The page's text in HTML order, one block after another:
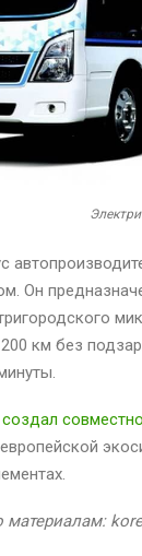
Он
км без
создал
материалам: